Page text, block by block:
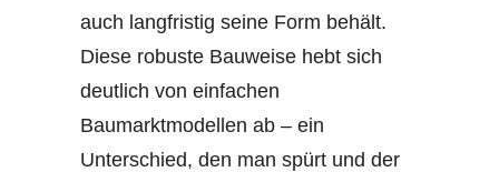
auch langfristig seine Form behält.
Diese robuste Bauweise hebt sich
deutlich von einfachen
Baumarktmodellen ab – ein
Unterschied, den man spürt und der